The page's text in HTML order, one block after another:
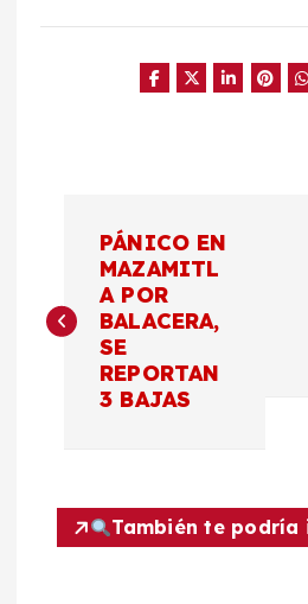
v
a
PÁNICO EN
MAZAMITL
A POR
BALACERA,
SE
REPORTAN
3 BAJAS
También te podría